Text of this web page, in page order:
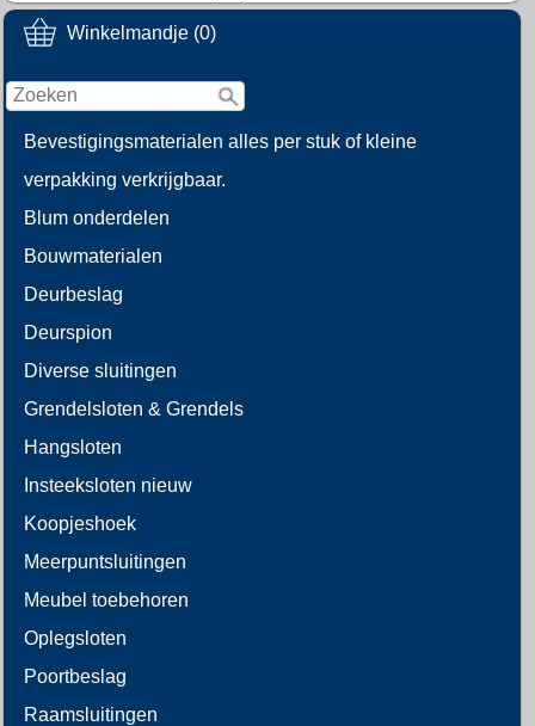
Winkelmandje (0)
Bevestigingsmaterialen alles per stuk of kleine
verpakking verkrijgbaar.
Blum onderdelen
Bouwmaterialen
Deurbeslag
Deurspion
Diverse sluitingen
Grendelsloten & Grendels
Hangsloten
Insteeksloten nieuw
Koopjeshoek
Meerpuntsluitingen
Meubel toebehoren
Oplegsloten
Poortbeslag
Raamsluitingen